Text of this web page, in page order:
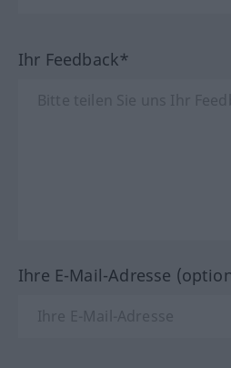
Ihr Feedback*
Ihre E-Mail-Adresse